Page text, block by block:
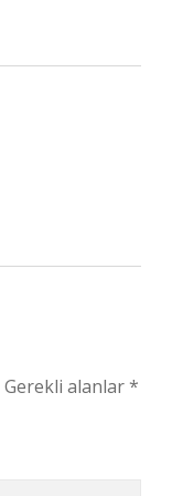
Gerekli alanlar*